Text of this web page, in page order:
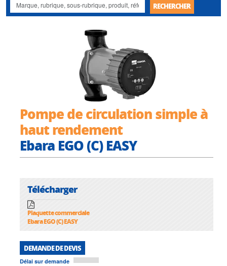
RECHERCHER
Pompe de circulation simple à
haut rendement
Ebara EGO (C) EASY
Télécharger
Plaquette commerciale
Ebara EGO (C) EASY
DEMANDE DE DEVIS
Délai sur demande